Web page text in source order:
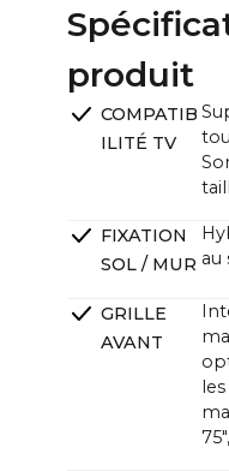
Unité CANVAS (L x
~121,0 x ~33,0 x
~47.6 x ~13.0 x ~4.7
produit
COMPATIB
ILITÉ TV
FIXATION
SOL / MUR au
GRILLE
AVANT